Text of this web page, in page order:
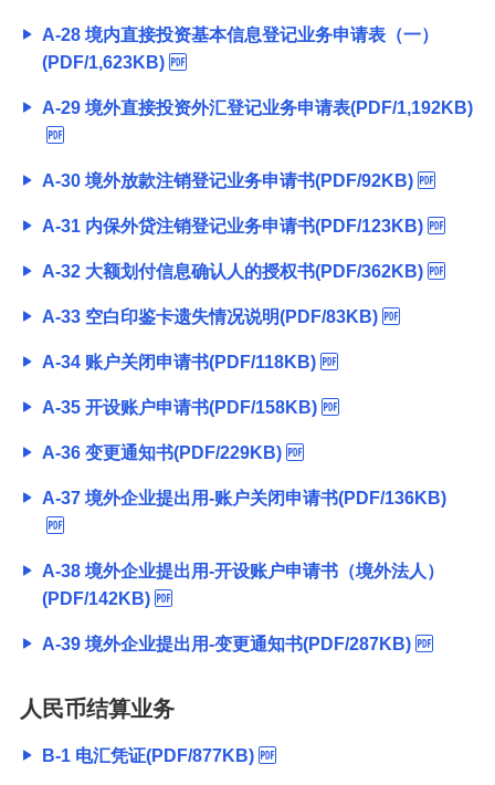
A-28 境内直接投资基本信息登记业务申请表（一）
(PDF/1,623KB)
A-29 境外直接投资外汇登记业务申请表(PDF/1,192KB)
A-30 境外放款注销登记业务申请书(PDF/92KB)
A-31 内保外贷注销登记业务申请书(PDF/123KB)
A-32 大额划付信息确认人的授权书(PDF/362KB)
A-33 空白印鉴卡遗失情况说明(PDF/83KB)
A-34 账户关闭申请书(PDF/118KB)
A-35 开设账户申请书(PDF/158KB)
A-36 变更通知书(PDF/229KB)
A-37 境外企业提出用-账户关闭申请书(PDF/136KB)
A-38 境外企业提出用-开设账户申请书（境外法人）
(PDF/142KB)
A-39 境外企业提出用-变更通知书(PDF/287KB)
人民币结算业务
B-1 电汇凭证(PDF/877KB)